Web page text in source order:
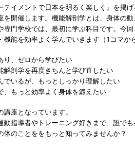
テイメントで日本を明るく楽しく』を掲
を開催します。機能解剖学とは、身体の
専門学校では、最初に学ぶ科目です。今
能を効率よく学んでいきます（1コマか
り、ゼロから学びたい
解剖学を再度きちんと学び直したい
でいるが、もっとしっかり理解したい
、もっと効率よく身体を鍛えたい
座となっています。
動指導者やトレーニング好きまで、誰で
体のことををもっと知ってみませんか？